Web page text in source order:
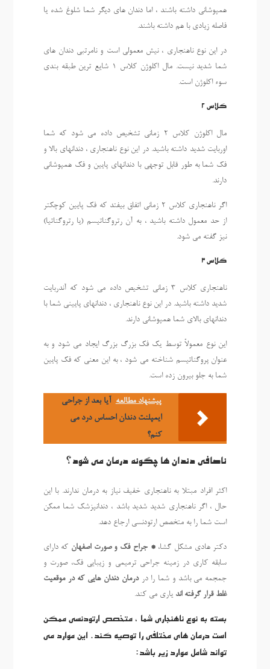
همپوشانی داشته باشند ، اما دندان های دیگر شما شلوغ شده یا
فاصله زیادی با هم داشته باشند.
در این نوع ناهنجاری ، نیش معمولی است و نامرتبی دندان های
شما شدید نیست. مال اکلوژن کلاس 1 شایع ترین طبقه بندی
سوء اکلوژن است.
کلاس 2
مال اکلوژن کلاس 2 زمانی تشخیص داده می شود که شما
اوربایت شدید داشته باشید. در این نوع ناهنجاری ، دندانهای بالا و
فک شما به طور قابل توجهی با دندانهای پایین و فک همپوشانی
دارند.
اگر ناهنجاری کلاس 2 زمانی اتفاق بیفتد که فک پایین کوچکتر
از حد معمول داشته باشید ، به آن رتروگناتیسم (یا رتروگناتیا)
نیز گفته می شود.
کلاس 3
ناهنجاری کلاس 3 زمانی تشخیص داده می شود که آندربایت
شدید داشته باشید. در این نوع ناهنجاری ، دندانهای پایینی شما با
دندانهای بالای شما همپوشانی دارند.
این نوع معمولاً توسط یک فک بزرگ بزرگ ایجاد می شود و به
عنوان پروگناتیسم شناخته می شود ، به این معنی که فک پایین
شما به جلو بیرون زده است.
پیشنهاد مطالعه آیا بعد از جراحی
ایمپلنت دندان احساس درد می
کنم؟
ناصافی دندان ها چگونه درمان می شود؟
اکثر افراد مبتلا به ناهنجاری خفیف نیاز به درمان ندارند. با این
حال ، اگر ناهنجاری شدید شدید باشد ، دندانپزشک شما ممکن
است شما را به متخصص ارتودنسی ارجاع دهد.
دکتر هادی مشکل گشا،* جراح فک و صورت اصفهان که دارای
سابقه کاری در زمینه جراحی ترمیمی و زیبایی فک، صورت و
جمجمه می باشد و شما را دردرمان دندان هایی که در موقعیت
غلط قرار گرفته اند یاری می کند.
بسته به نوع ناهنجاری شما ، متخصص ارتودنسی ممکن
است درمان های مختلفی را توصیه کند. این موارد می
تواند شامل موارد زیر باشد: